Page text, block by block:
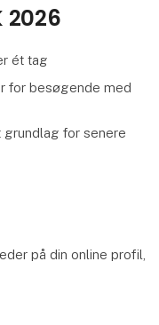
2026
ét tag
for besøgende med
for senere
på din online profil,